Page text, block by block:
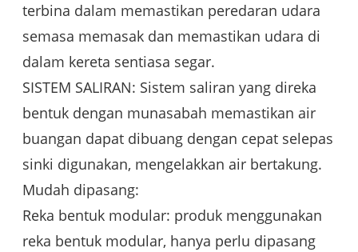
terbina dalam memastikan peredaran udara
semasa memasak dan memastikan udara di
dalam kereta sentiasa segar.
SISTEM SALIRAN: Sistem saliran yang direka
bentuk dengan munasabah memastikan air
buangan dapat dibuang dengan cepat selepas
sinki digunakan, mengelakkan air bertakung.
Mudah dipasang:
Reka bentuk modular: produk menggunakan
reka bentuk modular, hanya perlu dipasang